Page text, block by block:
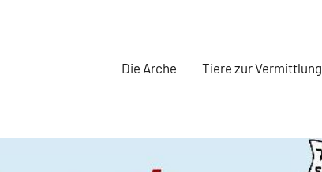
Die Arche Tiere zur Vermittlung